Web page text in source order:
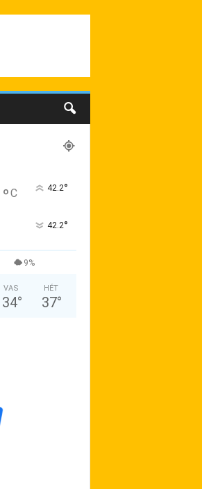
°C 42.2°
42.2°
9%
VAS
34°
HÉT
37°